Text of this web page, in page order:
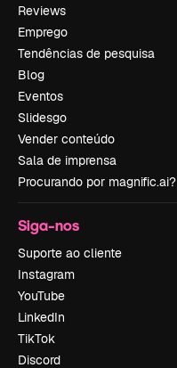
Reviews
Emprego
Tendências de pesquisa
Blog
Eventos
Slidesgo
Vender conteúdo
Sala de imprensa
Procurando por magnific.ai?
Siga-nos
Suporte ao cliente
Instagram
YouTube
LinkedIn
TikTok
Discord